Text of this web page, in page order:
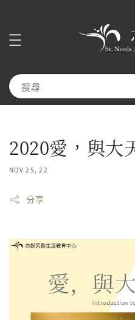
搜尋
2020愛，與大
NOV 25, 22
分享